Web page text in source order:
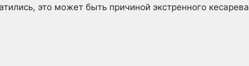
это может быть причиной экстренного кесарева